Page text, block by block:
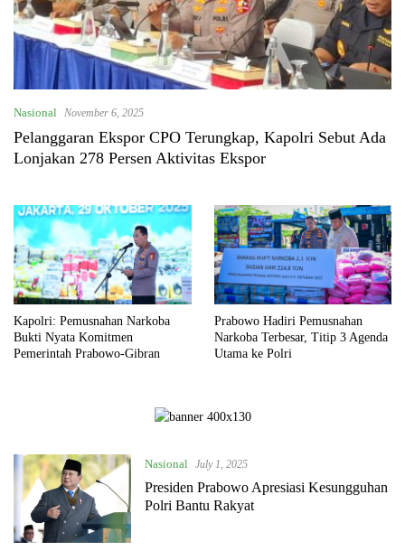
Nasional November 6, 2025
Pelanggaran Ekspor CPO Terungkap, Kapolri Sebut Ada
Lonjakan 278 Persen Aktivitas Ekspor
Kapolri: Pemusnahan Narkoba
Bukti Nyata Komitmen
Pemerintah Prabowo-Gibran
Prabowo Hadiri Pemusnahan
Narkoba Terbesar, Titip 3 Agenda
Utama ke Polri
Nasional July 1, 2025
Presiden Prabowo Apresiasi Kesungguhan
Polri Bantu Rakyat